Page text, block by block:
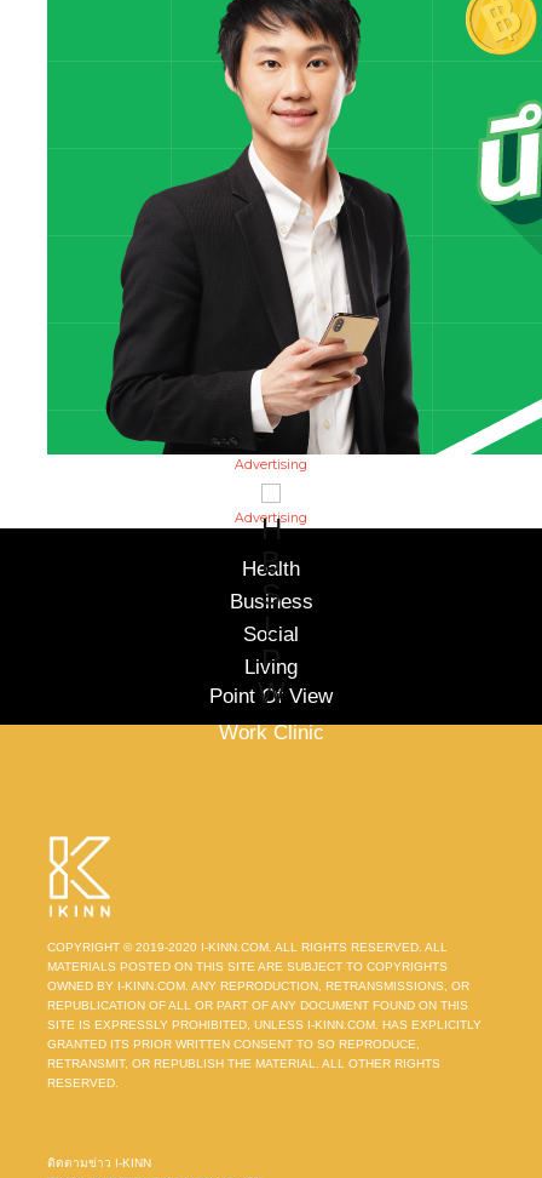
Advertising
Advertising
H
Health
B
Business
S
Social
L
Living
P
Point Of View
W
Work Clinic
COPYRIGHT © 2019-2020 I-KINN.COM. ALL RIGHTS RESERVED. ALL
MATERIALS POSTED ON THIS SITE ARE SUBJECT TO COPYRIGHTS
OWNED BY I-KINN.COM. ANY REPRODUCTION, RETRANSMISSIONS, OR
REPUBLICATION OF ALL OR PART OF ANY DOCUMENT FOUND ON THIS
SITE IS EXPRESSLY PROHIBITED, UNLESS I-KINN.COM. HAS EXPLICITLY
GRANTED ITS PRIOR WRITTEN CONSENT TO SO REPRODUCE,
RETRANSMIT, OR REPUBLISH THE MATERIAL. ALL OTHER RIGHTS
RESERVED.
ติดตามข่าว I-KINN